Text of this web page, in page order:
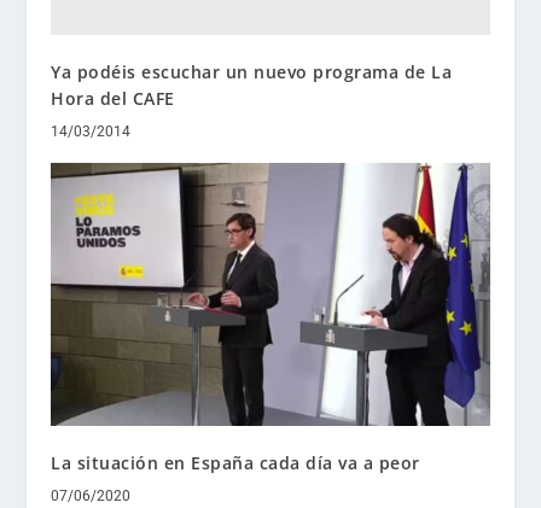
Ya podéis escuchar un nuevo programa de La
Hora del CAFE
14/03/2014
La situación en España cada día va a peor
07/06/2020